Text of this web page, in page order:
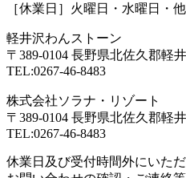
［休業日］火曜日・水曜日・
軽井沢わんストーン
〒389-0104 長野県北佐久郡軽
TEL:0267-46-8483
株式会社ソラナ・リゾート
〒389-0104 長野県北佐久郡軽
TEL:0267-46-8483
休業日及び受付時間外にいた